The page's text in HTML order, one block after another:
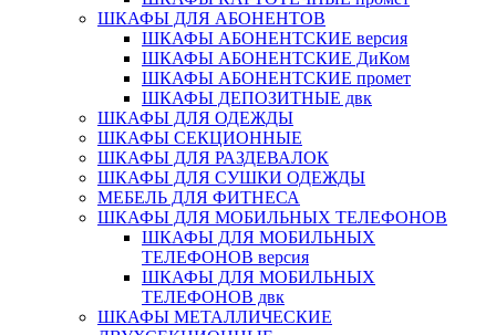
ШКАФЫ ДЛЯ АБОНЕНТОВ
ШКАФЫ АБОНЕНТСКИЕ версия
ШКАФЫ АБОНЕНТСКИЕ ДиКом
ШКАФЫ АБОНЕНТСКИЕ промет
ШКАФЫ ДЕПОЗИТНЫЕ двк
ШКАФЫ ДЛЯ ОДЕЖДЫ
ШКАФЫ СЕКЦИОННЫЕ
ШКАФЫ ДЛЯ РАЗДЕВАЛОК
ШКАФЫ ДЛЯ СУШКИ ОДЕЖДЫ
МЕБЕЛЬ ДЛЯ ФИТНЕСА
ШКАФЫ ДЛЯ МОБИЛЬНЫХ ТЕЛЕФОНОВ
ШКАФЫ ДЛЯ МОБИЛЬНЫХ
ТЕЛЕФОНОВ версия
ШКАФЫ ДЛЯ МОБИЛЬНЫХ
ТЕЛЕФОНОВ двк
ШКАФЫ МЕТАЛЛИЧЕСКИЕ